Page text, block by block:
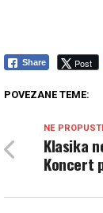
Share Post
POVEZANE TEME:
NE
Klasika
Koncert